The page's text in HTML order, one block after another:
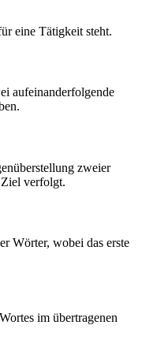
eine Tätigkeit steht.
aufeinanderfolgende
zweier
verfolgt.
Wörter, wobei das erste
im übertragenen